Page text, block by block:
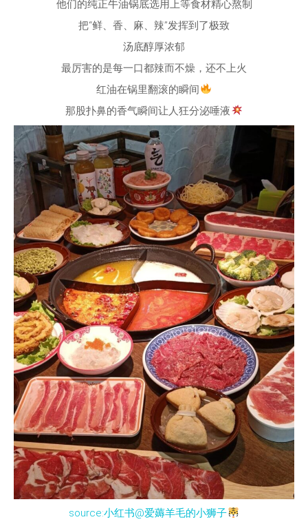
他们的纯正牛油锅底选用上等食材精心熬制
把“鲜、香、麻、辣”发挥到了极致
汤底醇厚浓郁
最厉害的是每一口都辣而不燥，还不上火
红油在锅里翻滚的瞬间
那股扑鼻的香气瞬间让人狂分泌唾液
source:小红书@爱薅羊毛的小狮子